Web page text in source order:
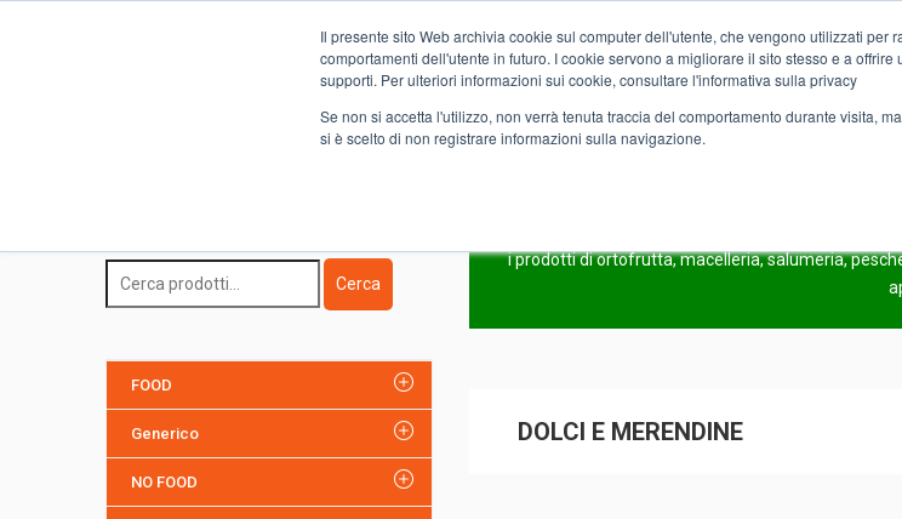
Il presente sito Web archivia cookie sul computer dell'utente, che vengono utilizzati
comportamenti dell'utente in futuro. I cookie servono a migliorare il sito stesso e a
supporti. Per ulteriori informazioni sui cookie, consultare l'informativa sulla privacy
Se non si accetta l'utilizzo, non verrà tenuta traccia del comportamento durante visita,
si è scelto di non registrare informazioni sulla navigazione.
Novità Chi siamo Servizi Spesa online
ALIMENTARI DOLCI E MERENDINE Pagina 2
i prodotti di ortofrutta, macelleria, salumeria,
DOLCI E MERENDINE
Cerca
FOOD
Generico
NO FOOD